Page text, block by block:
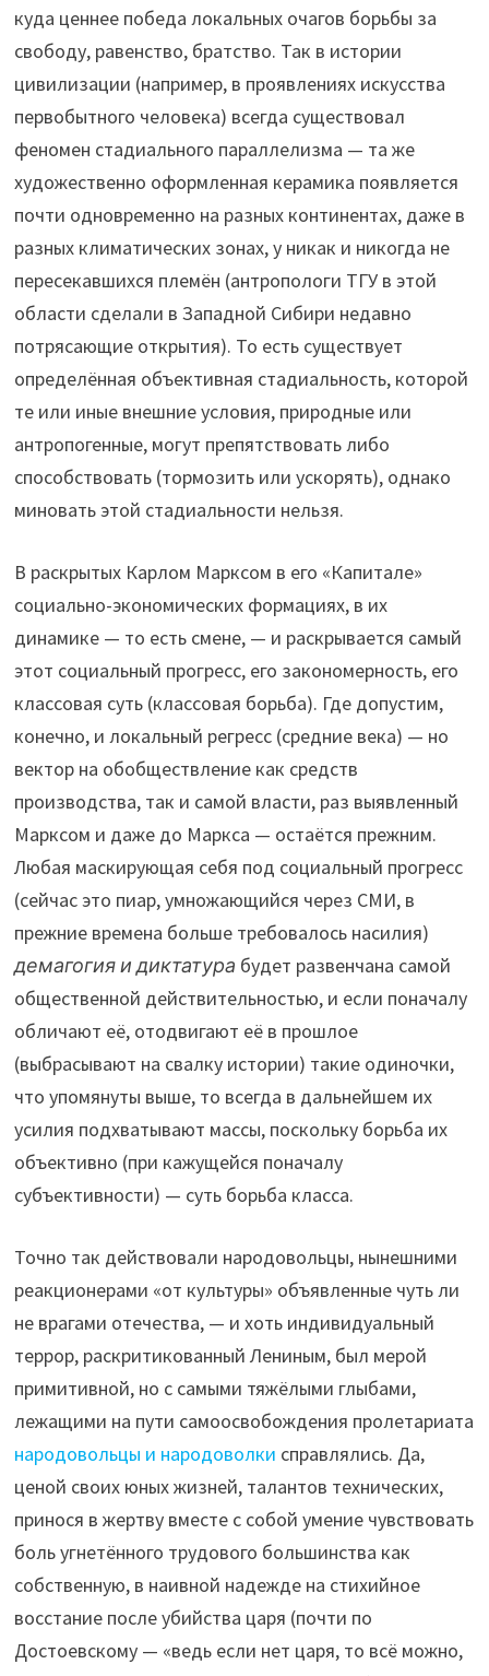
куда ценнее победа локальных очагов борьбы за
свободу, равенство, братство. Так в истории
цивилизации (например, в проявлениях искусства
первобытного человека) всегда существовал
феномен стадиального параллелизма — та же
художественно оформленная керамика появляется
почти одновременно на разных континентах, даже в
разных климатических зонах, у никак и никогда не
пересекавшихся племён (антропологи ТГУ в этой
области сделали в Западной Сибири недавно
потрясающие открытия). То есть существует
определённая объективная стадиальность, которой
те или иные внешние условия, природные или
антропогенные, могут препятствовать либо
способствовать (тормозить или ускорять), однако
миновать этой стадиальности нельзя.
В раскрытых Карлом Марксом в его «Капитале»
социально-экономических формациях, в их
динамике — то есть смене, — и раскрывается самый
этот социальный прогресс, его закономерность, его
классовая суть (классовая борьба). Где допустим,
конечно, и локальный регресс (средние века) — но
вектор на обобществление как средств
производства, так и самой власти, раз выявленный
Марксом и даже до Маркса — остаётся прежним.
Любая маскирующая себя под социальный прогресс
(сейчас это пиар, умножающийся через СМИ, в
прежние времена больше требовалось насилия)
демагогия и диктатура будет развенчана самой
общественной действительностью, и если поначалу
обличают её, отодвигают её в прошлое
(выбрасывают на свалку истории) такие одиночки,
что упомянуты выше, то всегда в дальнейшем их
усилия подхватывают массы, поскольку борьба их
объективно (при кажущейся поначалу
субъективности) — суть борьба класса.
Точно так действовали народовольцы, нынешними
реакционерами «от культуры» объявленные чуть ли
не врагами отечества, — и хоть индивидуальный
террор, раскритикованный Лениным, был мерой
примитивной, но с самыми тяжёлыми глыбами,
лежащими на пути самоосвобождения пролетариата
народовольцы и народоволки справлялись. Да,
ценой своих юных жизней, талантов технических,
принося в жертву вместе с собой умение чувствовать
боль угнетённого трудового большинства как
собственную, в наивной надежде на стихийное
восстание после убийства царя (почти по
Достоевскому — «ведь если нет царя, то всё можно,